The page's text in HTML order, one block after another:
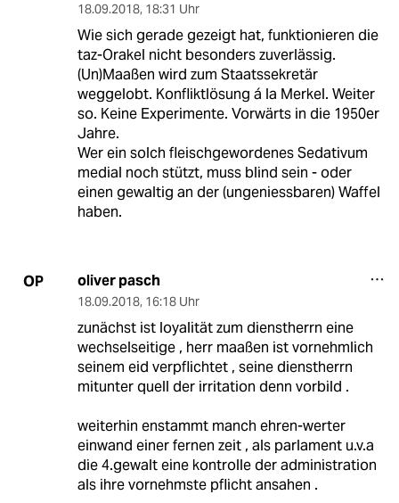
18.09.2018, 18:31 Uhr
Wie sich gerade gezeigt hat, funktionieren die
taz-Orakel nicht besonders zuverlässig.
(Un)Maaßen wird zum Staatssekretär
weggelobt. Konfliktlösung á la Merkel. Weiter
so. Keine Experimente. Vorwärts in die 1950er
Jahre.
Wer ein solch fleischgewordenes Sedativum
medial noch stützt, muss blind sein - oder
einen gewaltig an der (ungeniessbaren) Waffel
haben.
OP oliver pasch
18.09.2018, 16:18 Uhr
zunächst ist loyalität zum dienstherrn eine
wechselseitige , herr maaßen ist vornehmlich
seinem eid verpflichtet , seine dienstherrn
mitunter quell der irritation denn vorbild .
weiterhin enstammt manch ehren-werter
einwand einer fernen zeit , als parlament u.v.a
die 4.gewalt eine kontrolle der administration
als ihre vornehmste pflicht ansahen .